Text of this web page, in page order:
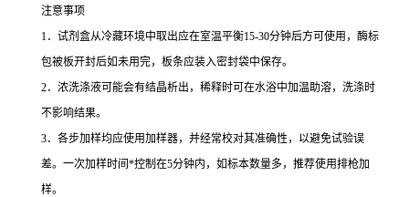
注意事项
1．试剂盒从冷藏环境中取出应在室温平衡15-30分钟后方可使用，酶标
包被板开封后如未用完，板条应装入密封袋中保存。
2．浓洗涤液可能会有结晶析出，稀释时可在水浴中加温助溶，洗涤时
不影响结果。
3．各步加样均应使用加样器，并经常校对其准确性，以避免试验误
差。一次加样时间 *控制在5分钟内，如标本数量多，推荐使用排枪加
样。